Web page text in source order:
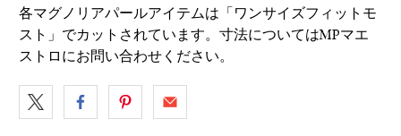
各マグノリアパールアイテムは「ワンサイズフィットモ
スト」でカットされています。寸法についてはMPマエ
ストロ にお問い合わせください。